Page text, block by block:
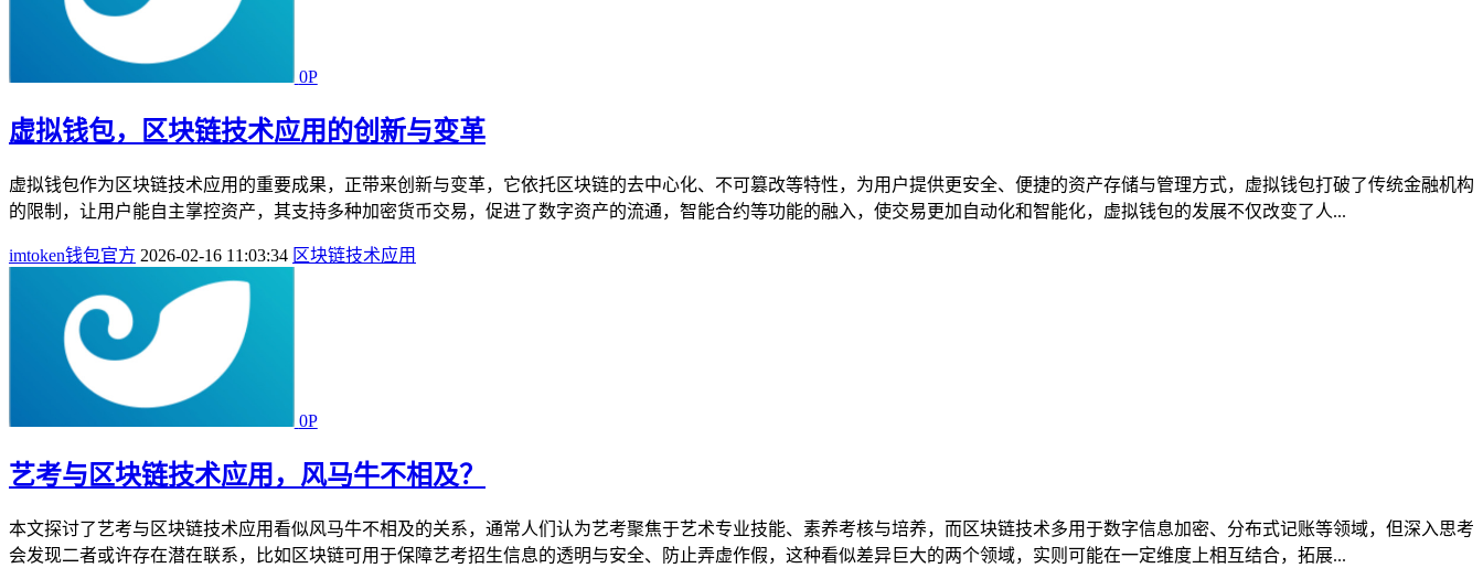
0P
虚拟钱包，区块链技术应用的创新与变革
虚拟钱包作为区块链技术应用的重要成果，正带来创新与变革，它依托区块链的去中心化、不可篡改等特性，为用户提供更安全、便捷的资产存储与管理方式，虚拟钱包打破了传统金融机构
的限制，让用户能自主掌控资产，其支持多种加密货币交易，促进了数字资产的流通，智能合约等功能的融入，使交易更加自动化和智能化，虚拟钱包的发展不仅改变了人...
imtoken钱包官方 2026-02-16 11:03:34 区块链技术应用
0P
艺考与区块链技术应用，风马牛不相及？
本文探讨了艺考与区块链技术应用看似风马牛不相及的关系，通常人们认为艺考聚焦于艺术专业技能、素养考核与培养，而区块链技术多用于数字信息加密、分布式记账等领域，但深入思考
会发现二者或许存在潜在联系，比如区块链可用于保障艺考招生信息的透明与安全、防止弄虚作假，这种看似差异巨大的两个领域，实则可能在一定维度上相互结合，拓展...